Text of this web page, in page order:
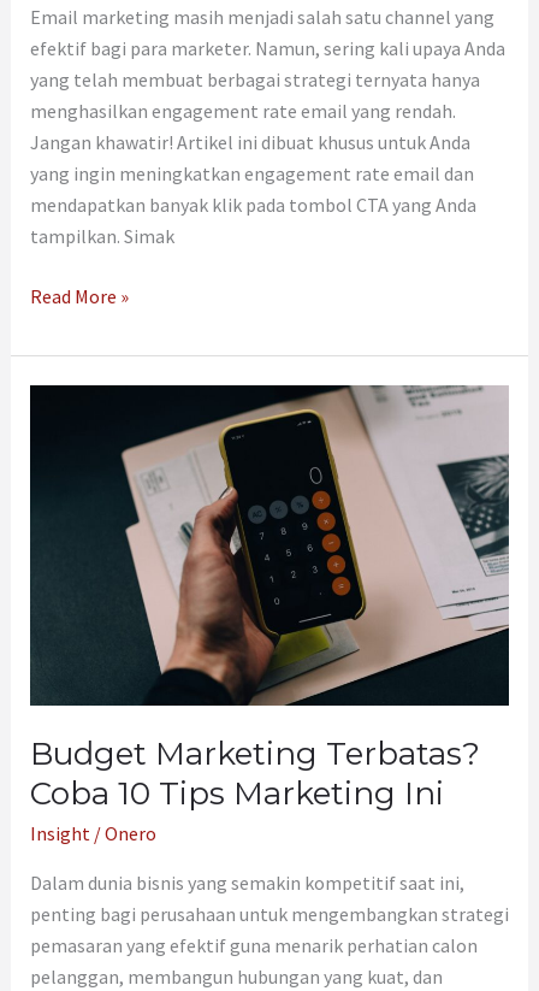
Email marketing masih menjadi salah satu channel yang
efektif bagi para marketer. Namun, sering kali upaya Anda
yang telah membuat berbagai strategi ternyata hanya
menghasilkan engagement rate email yang rendah.
Jangan khawatir! Artikel ini dibuat khusus untuk Anda
yang ingin meningkatkan engagement rate email dan
mendapatkan banyak klik pada tombol CTA yang Anda
tampilkan. Simak
Read More »
Budget Marketing Terbatas?
Coba 10 Tips Marketing Ini
Insight/Onero
Dalam dunia bisnis yang semakin kompetitif saat ini,
penting bagi perusahaan untuk mengembangkan strategi
pemasaran yang efektif guna menarik perhatian calon
pelanggan, membangun hubungan yang kuat, dan